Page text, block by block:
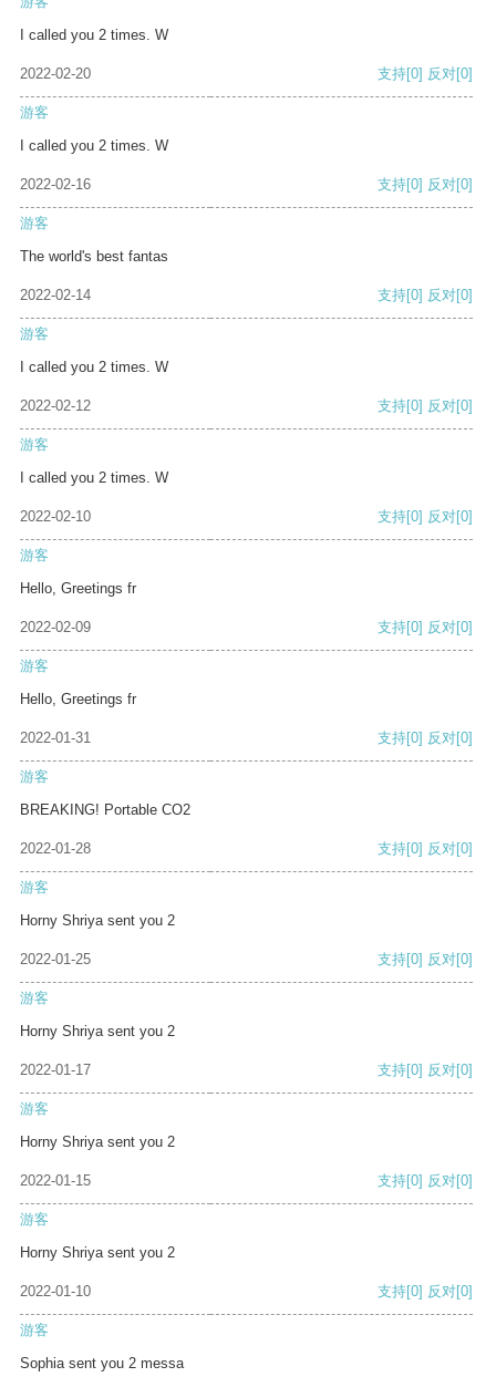
I called you 2 times. W
2022-02-20 支持[0] 反对[0]
游客
I called you 2 times. W
2022-02-16 支持[0] 反对[0]
游客
The world's best fantas
2022-02-14 支持[0] 反对[0]
游客
I called you 2 times. W
2022-02-12 支持[0] 反对[0]
游客
I called you 2 times. W
2022-02-10 支持[0] 反对[0]
游客
Hello, Greetings fr
2022-02-09 支持[0] 反对[0]
游客
Hello, Greetings fr
2022-01-31 支持[0] 反对[0]
游客
BREAKING! Portable CO2
2022-01-28 支持[0] 反对[0]
游客
Horny Shriya sent you 2
2022-01-25 支持[0] 反对[0]
游客
Horny Shriya sent you 2
2022-01-17 支持[0] 反对[0]
游客
Horny Shriya sent you 2
2022-01-15 支持[0] 反对[0]
游客
Horny Shriya sent you 2
2022-01-10 支持[0] 反对[0]
游客
Sophia sent you 2 messa